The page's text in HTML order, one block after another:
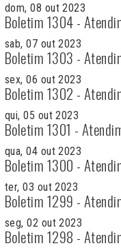
dom, 08 out 2023
Boletim 1304 -
sab, 07 out 2023
Boletim 1303 -
sex, 06 out 2023
Boletim 1302 -
qui, 05 out 2023
Boletim 1301 -
qua, 04 out 2023
Boletim 1300 -
ter, 03 out 2023
Boletim 1299 -
seg, 02 out 2023
Boletim 1298 -